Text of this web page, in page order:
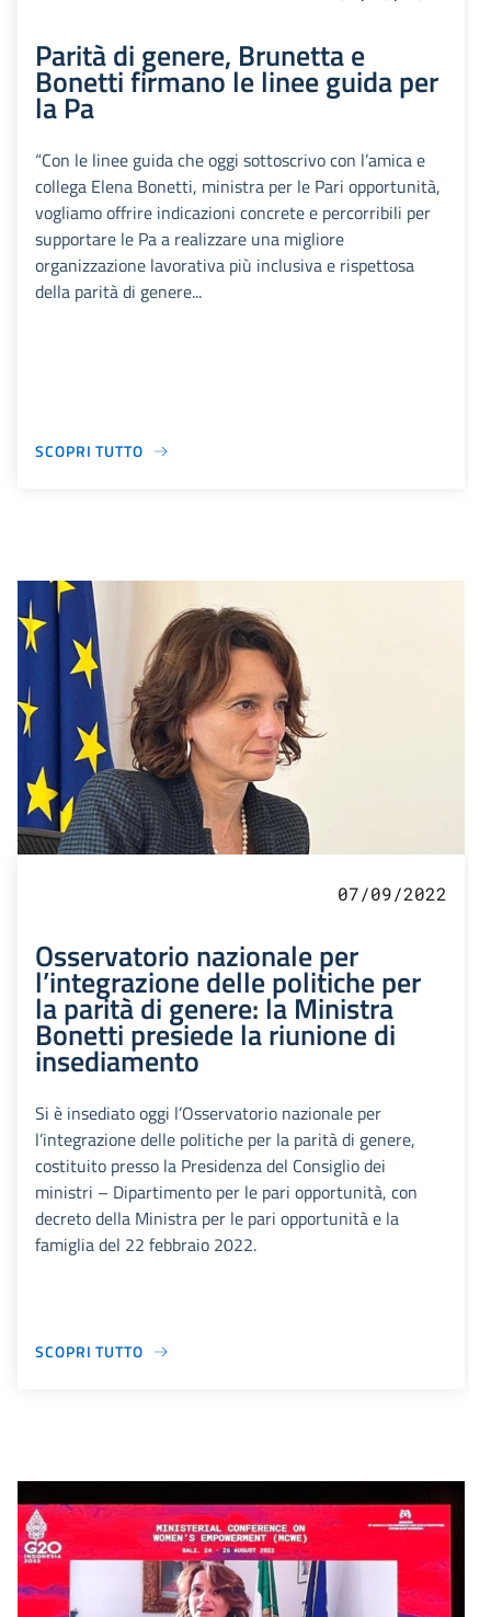
Parità di genere, Brunetta e
Bonetti firmano le linee guida per
la Pa
“Con le linee guida che oggi sottoscrivo con l’amica e
collega Elena Bonetti, ministra per le Pari opportunità,
vogliamo offrire indicazioni concrete e percorribili per
supportare le Pa a realizzare una migliore
organizzazione lavorativa più inclusiva e rispettosa
della parità di genere...
SCOPRI TUTTO
07/09/2022
Osservatorio nazionale per
l’integrazione delle politiche per
la parità di genere: la Ministra
Bonetti presiede la riunione di
insediamento
Si è insediato oggi l’Osservatorio nazionale per
l’integrazione delle politiche per la parità di genere,
costituito presso la Presidenza del Consiglio dei
ministri – Dipartimento per le pari opportunità, con
decreto della Ministra per le pari opportunità e la
famiglia del 22 febbraio 2022.
SCOPRI TUTTO